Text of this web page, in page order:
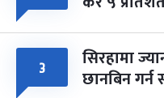
३ सिरहामा
छानबिन